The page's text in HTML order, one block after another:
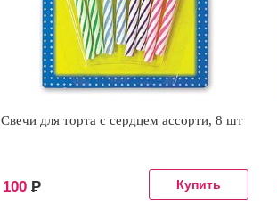
Свечи для торта с сердцем ассорти, 8 шт
100 Р